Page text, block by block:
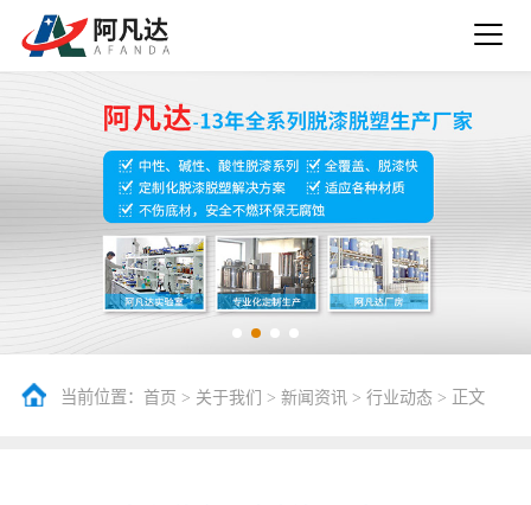
当前位置： 首页 > 关于我们 > 新闻资讯 > 行业动态> 正文